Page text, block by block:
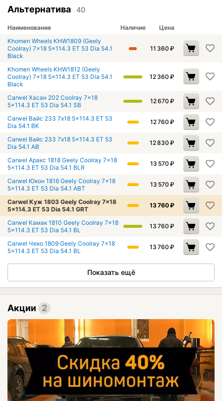
Альтернатива 40
Наименование Наличие
Цена
Khomen Wheels KHW1809 (Geely
Coolray) 7x18 5x114.3 ET 53 Dia 54.1
Black
11 360 ₽
Khomen Wheels KHW1812 (Geely
Coolray) 7x18 5x114.3 ET 53 Dia 54.1
Black
12 360 ₽
Carwel Хасан 202 Coolray 7x18
5x114.3 ET 53 Dia 54.1 SB
12 670 ₽
Carwel Вайс 233 7x18 5x114.3 ET 53
Dia 54.1 BK
12 760 ₽
Carwel Вайс 233 7x18 5x114.3 ET 53
Dia 54.1 AB
12 830 ₽
Carwel Аракс 1818 Geely Coolray 7x18
5x114.3 ET 53 Dia 54.1 BLR
13 570 ₽
Carwel Юкон 1816 Geely Coolray 7x18
5x114.3 ET 53 Dia 54.1 ABT
13 570 ₽
Carwel Куж 1803 Geely Coolray 7x18
5x114.3 ET 53 Dia 54.1 GRT
13 760₽
Carwel Камак 1810 Geely Coolray 7x18
5x114.3 ET 53 Dia 54.1 BL
13 760 ₽
Carwel Чеко 1809 Geely Coolray 7x18
5x114.3 ET 53 Dia 54.1 BL
13 760 ₽
Показать ещё
Акции 2